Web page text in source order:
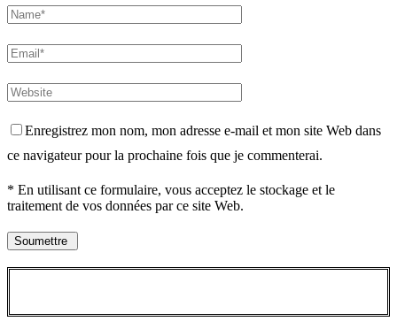
Enregistrez mon nom, mon adresse e-mail et mon site Web dans
ce navigateur pour la prochaine fois que je commenterai.
* En utilisant ce formulaire, vous acceptez le stockage et le
traitement de vos données par ce site Web.